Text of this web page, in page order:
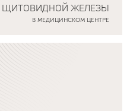
ЩИТОВИДНОЙ ЖЕЛЕЗЫ
В МЕДИЦИНСКОМ ЦЕНТРЕ